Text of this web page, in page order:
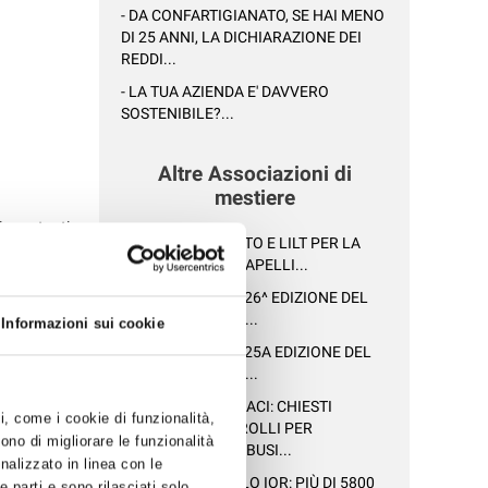
Informazioni sui cookie
come i cookie di funzionalità,
di migliorare le funzionalità
in linea con le
importanti
del
parte
i
- DA CONFARTIGIANATO, SE HAI MENO
DI 25 ANNI, LA DICHIARAZIONE DEI
REDDI...
- LA TUA AZIENDA E' DAVVERO
SOSTENIBILE?...
Altre Associazioni di
mestiere
- CONFARTIGIANATO E LILT PER LA
DONAZIONE DEI CAPELLI...
- DISPONIBILE LA 26^ EDIZIONE DEL
TARIFFARIO CASA...
- DISPONIBILE LA 25A EDIZIONE DEL
TARIFFARIO CASA...
- LETTERA AI SINDACI: CHIESTI
MAGGIORI CONTROLLI PER
CONTRASTARE L'ABUSI...
- UNA PIEGA PER LO IOR: PIÙ DI 5800